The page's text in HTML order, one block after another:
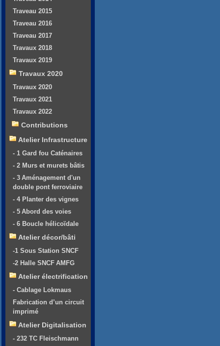
Traveau 2015
Traveau 2016
Traveau 2017
Travaux 2018
Travaux 2019
Travaux 2020
Travaux 2020
Travaux 2021
Travaux 2022
Contributions
Atelier Infrastructure
- 1 Gard fou Caténaires
- 2 Murs et murets bâtis
- 3 Aménagement d'un
double pont ferroviaire
- 4 Planter des vignes
- 5 Abord des voies
- 6 Boucle hélicoïdale
Atelier décor/bâti
-1 Sous Station SNCF
-2 Halle SNCF AMFG
Atelier électrification
- Cablage Lokmaus
Fabrication d’un circuit
imprimé
Atelier Digitalisation
- 232 TC Fleischmann